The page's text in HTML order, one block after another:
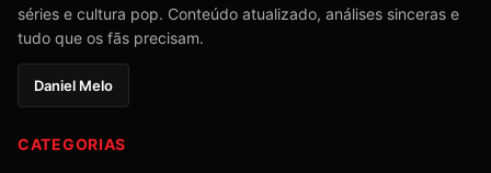
séries e cultura pop. Conteúdo atualizado, análises sinceras e
tudo que os fãs precisam.
Daniel Melo
CATEGORIAS